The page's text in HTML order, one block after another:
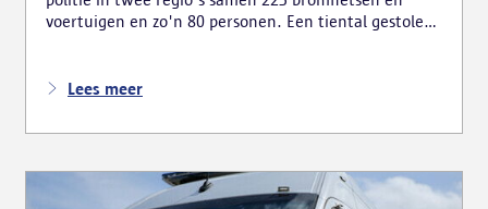
voertuigen en zo'n 80 personen. Een tiental gestolen
Daarnaast arresteerde de politie ook drie verdachten
inbrekersmateriaal gevonden.
Lees meer